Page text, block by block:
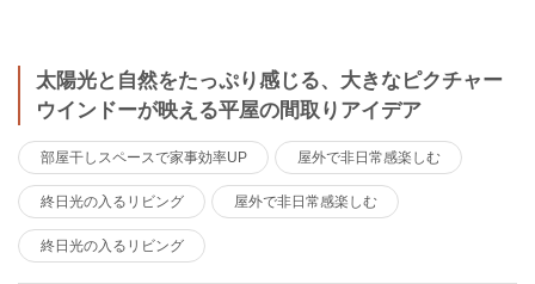
太陽光と自然をたっぷり感じる、大きなピクチャー
ウインドーが映える平屋の間取りアイデア
部屋干しスペースで家事効率UP 屋外で非日常感楽しむ
終日光の入るリビング 屋外で非日常感楽しむ
終日光の入るリビング